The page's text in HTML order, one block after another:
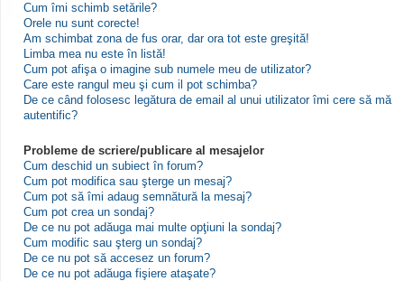
Cum îmi schimb setările?
Orele nu sunt corecte!
Am schimbat zona de fus orar, dar ora tot este greşită!
Limba mea nu este în listă!
Cum pot afişa o imagine sub numele meu de utilizator?
Care este rangul meu şi cum il pot schimba?
De ce când folosesc legătura de email al unui utilizator îmi cere să mă
autentific?
Probleme de scriere/publicare al mesajelor
Cum deschid un subiect în forum?
Cum pot modifica sau şterge un mesaj?
Cum pot să îmi adaug semnătură la mesaj?
Cum pot crea un sondaj?
De ce nu pot adăuga mai multe opţiuni la sondaj?
Cum modific sau şterg un sondaj?
De ce nu pot să accesez un forum?
De ce nu pot adăuga fişiere ataşate?